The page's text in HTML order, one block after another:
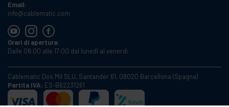
Email:
info@cablematic.com
Orari di apertura:
Dalle 08:00 alle 17:00 dal lunedì al venerdì
Cablematic Dos Mil SLU, Santander 61, 08020 Barcellona (Spagna)
Partita IVA: ES-B62231261